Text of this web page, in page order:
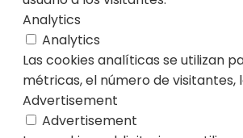
Analytics
Analytics
Las cookies analíticas se utilizan
métricas, el número de
Advertisement
Advertisement